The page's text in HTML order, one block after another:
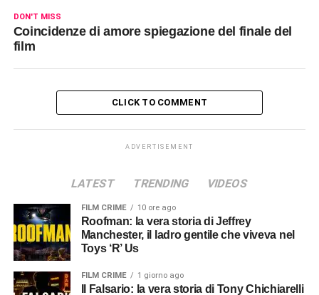
DON'T MISS
Coincidenze di amore spiegazione del finale del
film
CLICK TO COMMENT
ADVERTISEMENT
LATEST TRENDING VIDEOS
FILM CRIME 10 ore ago
Roofman: la vera storia di Jeffrey
Manchester, il ladro gentile che viveva nel
Toys ‘R’ Us
FILM CRIME 1 giorno ago